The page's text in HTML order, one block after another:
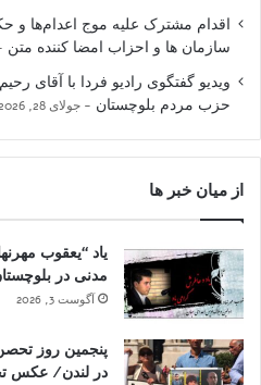
اقدام مشترک علیه موج اعدام‌ها و
سازمان ها و احزاب امضا کننده متن
ویدیو گفتگوی رادیو فردا با آقای
حزب مردم بلوچستان
جولای 28, 2026
از میان خبر ها
یاد “یعقوب
مدنی در
آگوست 3, 2026
پنجمین روز
در لندن/ عکس